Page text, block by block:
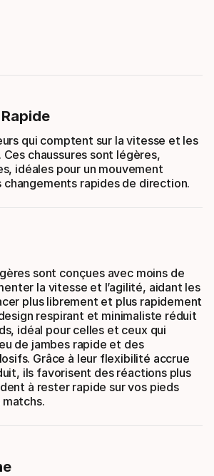
qui comptent sur la vitesse et les
chaussures sont légères,
idéales pour un mouvement
changements rapides de direction.
sont conçues avec moins de
la vitesse et l’agilité, aidant les
plus librement et plus rapidement
respirant et minimaliste réduit
idéal pour celles et ceux qui
de jambes rapide et des
Grâce à leur flexibilité accrue
ils favorisent des réactions plus
à rester rapide sur vos pieds